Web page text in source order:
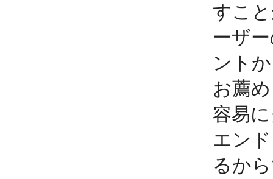
すこ
ーザ
ント
お薦
容易
エン
るか